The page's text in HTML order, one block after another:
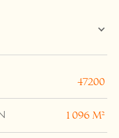
TRAD_ZEPHYR_Valeurs
47200
1 096 m²